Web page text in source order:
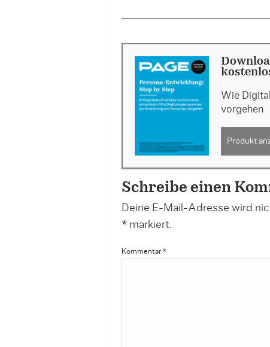
Wie
vorgehen
Produkt
Schreibe einen
Deine E-Mail-Adresse wird
*markiert.
Kommentar *